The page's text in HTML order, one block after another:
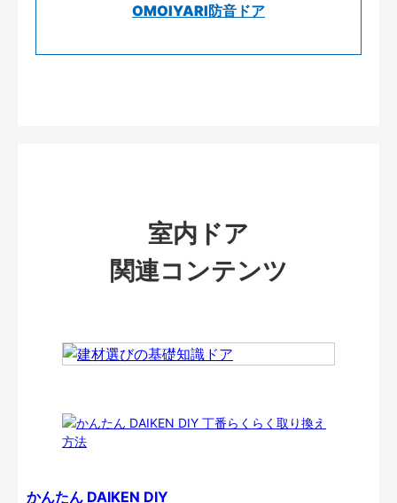
OMOIYARI防音ドア
室内ドア
関連コンテンツ
かんたん DAIKEN DIY